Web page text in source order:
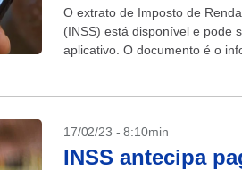
O extrato de Imposto de
(INSS) está disponível e pode
aplicativo. O documento é o
17/02/23 - 8:10min
INSS antecipa